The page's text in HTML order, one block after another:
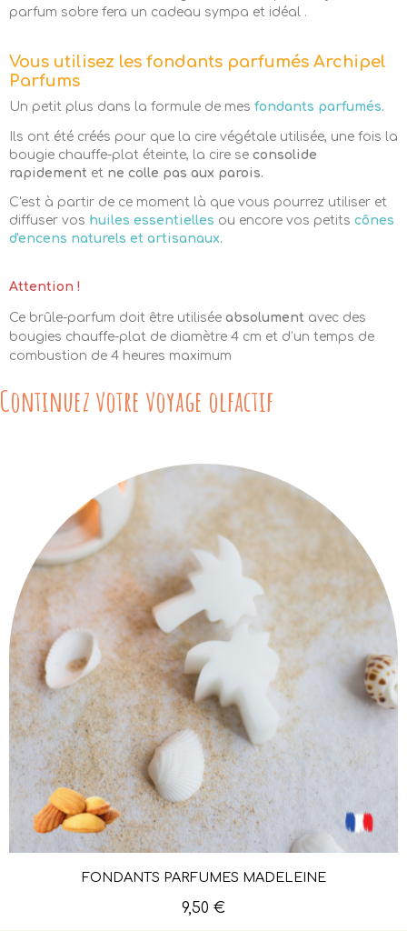
parfum sobre fera un cadeau sympa et idéal .
Vous utilisez les fondants parfumés Archipel
Parfums
Un petit plus dans la formule de mes fondants parfumés.
Ils ont été créés pour que la cire végétale utilisée, une fois la
bougie chauffe-plat éteinte, la cire se consolide
rapidement et ne colle pas aux parois.
C'est à partir de ce moment là que vous pourrez utiliser et
diffuser vos huiles essentielles ou encore vos petits cônes
d'encens naturels et artisanaux.
Attention !
Ce brûle-parfum doit être utilisée absolument avec des
bougies chauffe-plat de diamètre 4 cm et d’un temps de
combustion de 4 heures maximum
Continuez votre voyage olfactif
Aperçu rapide
FONDANTS PARFUMÉS MADELEINE
9,50 €